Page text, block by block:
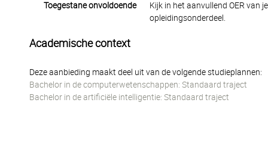
Toegestane onvoldoende
Kijk in het aanvullend OER van
opleidingsonderdeel.
Academische context
Deze aanbieding maakt deel uit van de volgende studieplannen:
Bachelor in de computerwetenschappen: Standaard traject
Bachelor in de artificiële intelligentie: Standaard traject